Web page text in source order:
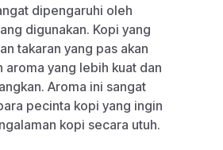
dipengaruhi oleh
digunakan. Kopi yang
takaran yang pas akan
aroma yang lebih kuat dan
Aroma ini sangat
pecinta kopi yang ingin
kopi secara utuh.